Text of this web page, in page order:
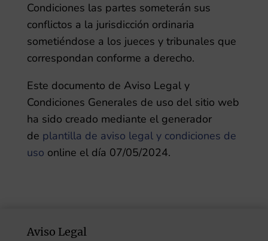
Condiciones las partes someterán sus
conflictos a la jurisdicción ordinaria
sometiéndose a los jueces y tribunales que
correspondan conforme a derecho.
Este documento de Aviso Legal y
Condiciones Generales de uso del sitio web
ha sido creado mediante el generador
de plantilla de aviso legal y condiciones de
uso online el día 07/05/2024.
Aviso Legal